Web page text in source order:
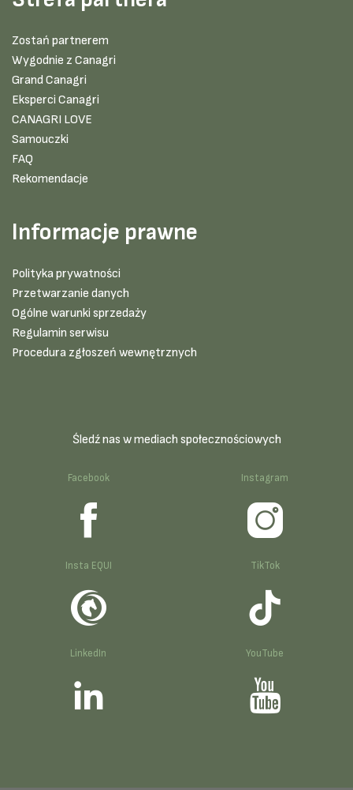
Zostań partnerem
Wygodnie z Canagri
Grand Canagri
Eksperci Canagri
CANAGRI LOVE
Samouczki
FAQ
Rekomendacje
Informacje prawne
Polityka prywatności
Przetwarzanie danych
Ogólne warunki sprzedaży
Regulamin serwisu
Procedura zgłoszeń wewnętrznych
Śledź nas w mediach społecznościowych
Facebook Instagram
Insta EQUI TikTok
LinkedIn YouTube